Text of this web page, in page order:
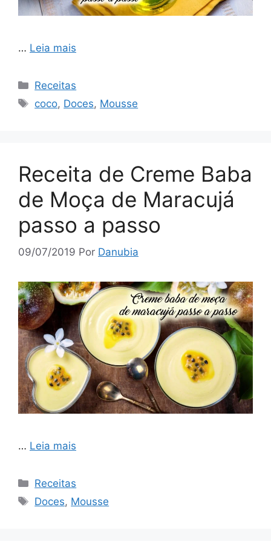
… Leia mais
Categorias
Receitas
Tags
coco, Doces, Mousse
Receita de Creme Baba
de Moça de Maracujá
passo a passo
09/07/2019 Por Danubia
… Leia mais
Categorias
Receitas
Tags
Doces, Mousse